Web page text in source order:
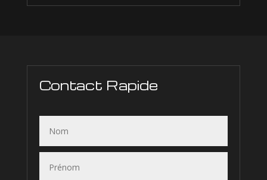
Contact Rapide